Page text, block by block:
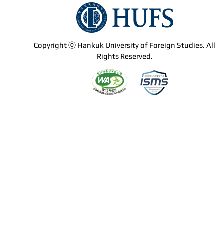
Copyright ⓒ Hankuk University of Foreign Studies. All
Rights Reserved.